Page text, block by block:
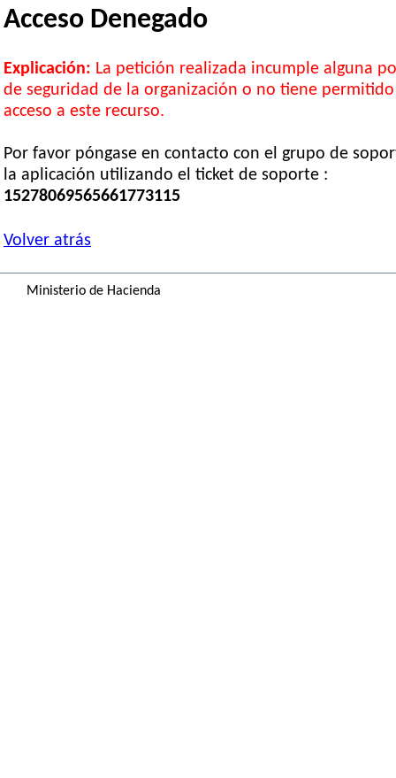
Acceso Denegado
Explicación: La petición realizada incumple alguna
de seguridad de la organización o no tiene
acceso a este recurso.
Por favor póngase en contacto con el grupo de
la aplicación utilizando el ticket de soporte :
15278069565661773115
Volver atrás
Ministerio de Hacienda